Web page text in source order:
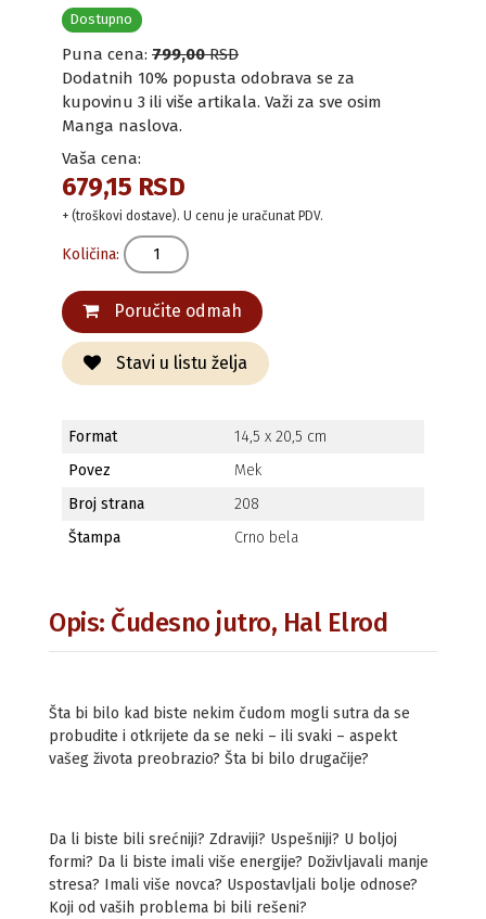
Dostupno
Puna cena: 799,00RSD
Dodatnih 10% popusta odobrava se za
kupovinu 3 ili više artikala. Važi za sve osim
Manga naslova.
Vaša cena:
679,15 RSD
+ (troškovi dostave). U cenu je uračunat PDV.
Količina:
Poručite odmah
Stavi u listu želja
Format
14,5 x 20,5 cm
Povez
Mek
Broj strana
208
Štampa
Crno bela
Opis: Čudesno jutro, Hal Elrod
Šta bi bilo kad biste nekim čudom mogli sutra da se
probudite i otkrijete da se neki – ili svaki – aspekt
vašeg života preobrazio? Šta bi bilo drugačije?
Da li biste bili srećniji? Zdraviji? Uspešniji? U boljoj
formi? Da li biste imali više energije? Doživljavali manje
stresa? Imali više novca? Uspostavljali bolje odnose?
Koji od vaših problema bi bili rešeni?